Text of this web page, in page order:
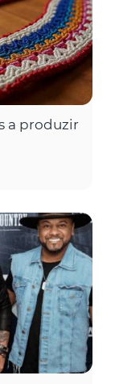
a produzir